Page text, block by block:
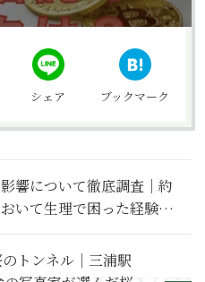
シェア ブックマーク
響について徹底調査｜約
いて生理で困った経験あ
トンネル｜三浦駅